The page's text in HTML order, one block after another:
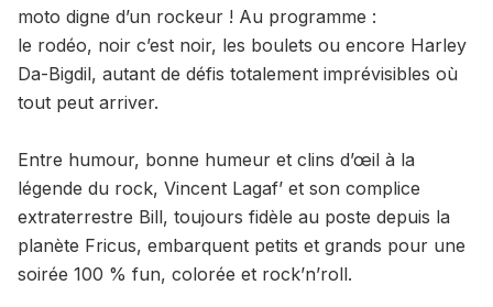
moto digne d’un rockeur ! Au programme :
le rodéo, noir c’est noir, les boulets ou encore Harley
Da-Bigdil, autant de défis totalement imprévisibles où
tout peut arriver.
Entre humour, bonne humeur et clins d’œil à la
légende du rock, Vincent Lagaf’ et son complice
extraterrestre Bill, toujours fidèle au poste depuis la
planète Fricus, embarquent petits et grands pour une
soirée 100 % fun, colorée et rock’n’roll.